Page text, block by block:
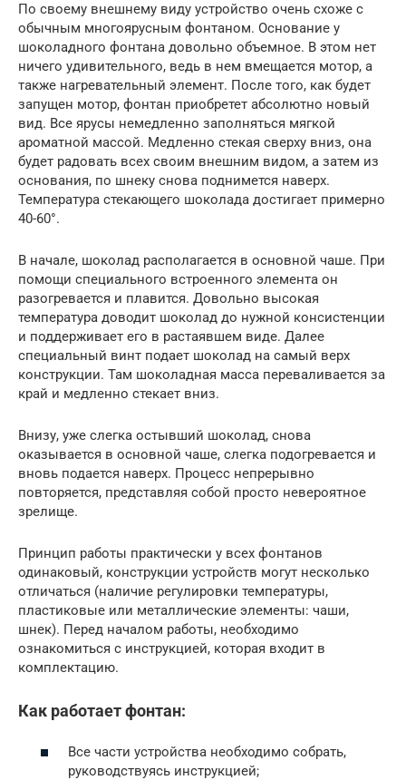
По своему внешнему виду устройство очень схоже с
обычным многоярусным фонтаном. Основание у
шоколадного фонтана довольно объемное. В этом нет
ничего удивительного, ведь в нем вмещается мотор, а
также нагревательный элемент. После того, как будет
запущен мотор, фонтан приобретет абсолютно новый
вид. Все ярусы немедленно заполняться мягкой
ароматной массой. Медленно стекая сверху вниз, она
будет радовать всех своим внешним видом, а затем из
основания, по шнеку снова поднимется наверх.
Температура стекающего шоколада достигает примерно
40-60°.
В начале, шоколад располагается в основной чаше. При
помощи специального встроенного элемента он
разогревается и плавится. Довольно высокая
температура доводит шоколад до нужной консистенции
и поддерживает его в растаявшем виде. Далее
специальный винт подает шоколад на самый верх
конструкции. Там шоколадная масса переваливается за
край и медленно стекает вниз.
Внизу, уже слегка остывший шоколад, снова
оказывается в основной чаше, слегка подогревается и
вновь подается наверх. Процесс непрерывно
повторяется, представляя собой просто невероятное
зрелище.
Принцип работы практически у всех фонтанов
одинаковый, конструкции устройств могут несколько
отличаться (наличие регулировки температуры,
пластиковые или металлические элементы: чаши,
шнек). Перед началом работы, необходимо
ознакомиться с инструкцией, которая входит в
комплектацию.
Как работает фонтан:
Все части устройства необходимо собрать,
руководствуясь инструкцией;